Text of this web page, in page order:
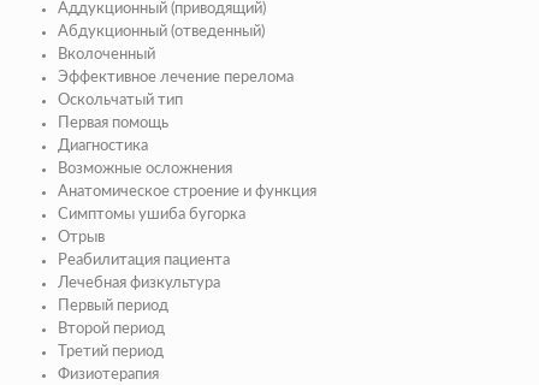
Аддукционный (приводящий)
Абдукционный (отведенный)
Вколоченный
Эффективное лечение перелома
Оскольчатый тип
Первая помощь
Диагностика
Возможные осложнения
Анатомическое строение и функция
Симптомы ушиба бугорка
Отрыв
Реабилитация пациента
Лечебная физкультура
Первый период
Второй период
Третий период
Физиотерапия